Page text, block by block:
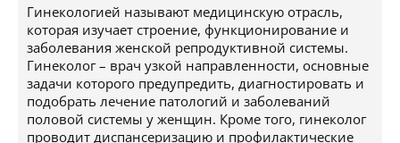
Гинекологией называют медицинскую отрасль,
которая изучает строение, функционирование и
заболевания женской репродуктивной системы.
Гинеколог – врач узкой направленности, основные
задачи которого предупредить, диагностировать и
подобрать лечение патологий и заболеваний
половой системы у женщин. Кроме того, гинеколог
проводит диспансеризацию и профилактические